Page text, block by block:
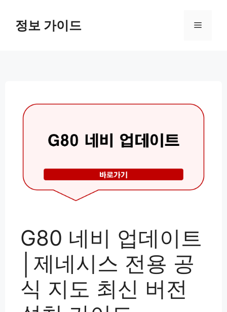
정보 가이드 메
G80 네비 업데이트
│제네시스 전용 공
식 지도 최신 버전